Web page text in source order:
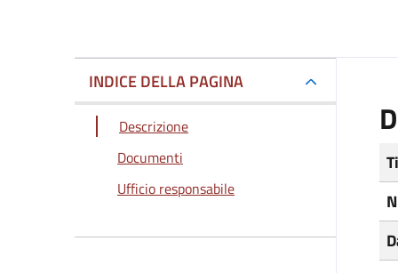
INDICE DELLA PAGINA
Descrizione
Documenti
Ufficio responsabile